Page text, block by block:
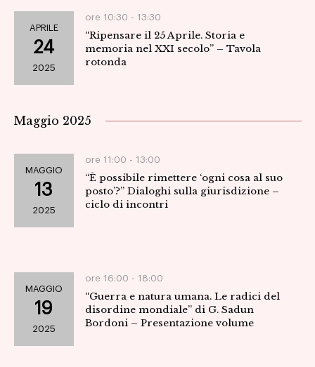
APRILE
24
2025
ore 10:30 - 13:30
“Ripensare il 25 Aprile. Storia e
memoria nel XXI secolo” – Tavola
rotonda
Maggio 2025
MAGGIO
13
2025
ore 11:00 - 13:00
“È possibile rimettere ‘ogni cosa al suo
posto’?” Dialoghi sulla giurisdizione –
ciclo di incontri
MAGGIO
19
2025
ore 16:00 - 18:00
“Guerra e natura umana. Le radici del
disordine mondiale” di G. Sadun
Bordoni – Presentazione volume